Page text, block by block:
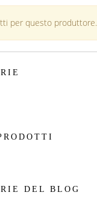
per questo produttore.
DEL BLOG